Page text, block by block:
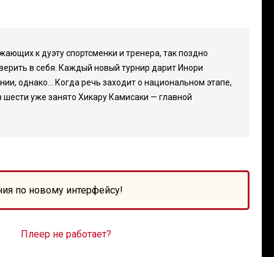
к дуэту спортсменки и тренера, так поздно
в себя. Каждый новый турнир дарит Инори
однако... Когда речь заходит о национальном этапе,
шести уже занято Хикару Камисаки — главной
по новому интерфейсу!
Плеер не работает?